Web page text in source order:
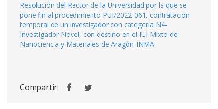
Resolución del Rector de la Universidad por la que se
pone fin al procedimiento PUI/2022-061, contratación
temporal de un investigador con categoría N4-
Investigador Novel, con destino en el IUI Mixto de
Nanociencia y Materiales de Aragón-INMA.
Compartir: